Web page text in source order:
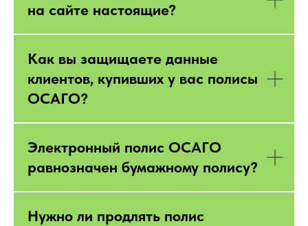
на сайте настоящие?
Как вы защищаете данные
клиентов, купивших у вас полисы
ОСАГО?
Электронный полис ОСАГО
равнозначен бумажному полису?
Нужно ли продлять полис